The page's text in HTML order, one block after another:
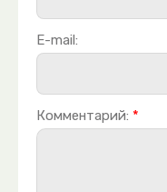
E-mail:
Комментарий: *